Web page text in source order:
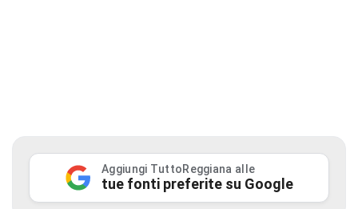
Aggiungi TuttoReggiana alle
tue fonti preferite su Google